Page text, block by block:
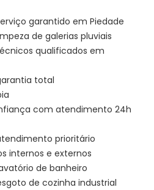
garantido em Piedade
de galerias pluviais
qualificados em
total
com atendimento 24h
prioritário
internos e externos
de banheiro
de cozinha industrial